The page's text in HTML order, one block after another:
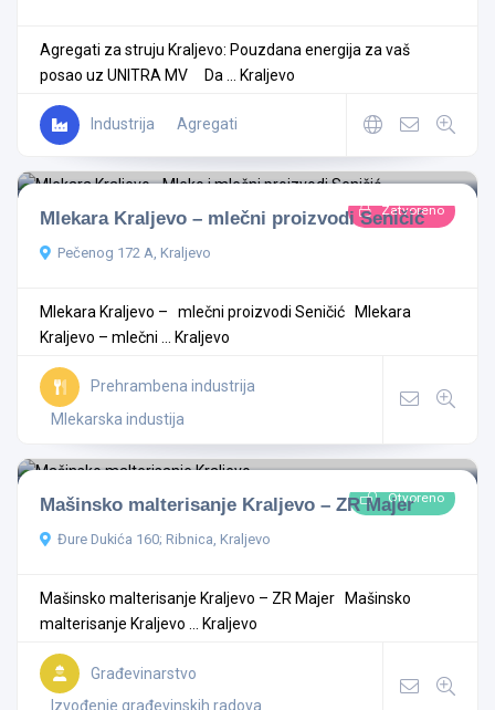
Agregati za struju Kraljevo: Pouzdana energija za vaš
posao uz UNITRA MV Da ...
Kraljevo
Industrija Agregati
Zatvoreno
Mlekara Kraljevo – mlečni proizvodi Seničić
Pečenog 172 A, Kraljevo
Mlekara Kraljevo – mlečni proizvodi Seničić Mlekara
Kraljevo – mlečni ... Kraljevo
Prehrambena industrija
Mlekarska industija
Otvoreno
Mašinsko malterisanje Kraljevo – ZR Majer
Đure Dukića 160; Ribnica, Kraljevo
Mašinsko malterisanje Kraljevo – ZR Majer Mašinsko
malterisanje Kraljevo ... Kraljevo
Građevinarstvo
Izvođenje građevinskih radova